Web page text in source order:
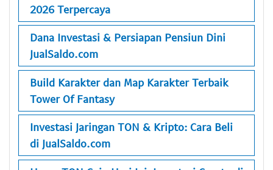
2026 Terpercaya
Dana Investasi & Persiapan Pensiun Dini
JualSaldo.com
Build Karakter dan Map Karakter Terbaik
Tower Of Fantasy
Investasi Jaringan TON & Kripto: Cara Beli
di JualSaldo.com